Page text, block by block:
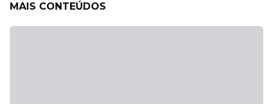
MAIS CONTEÚDOS